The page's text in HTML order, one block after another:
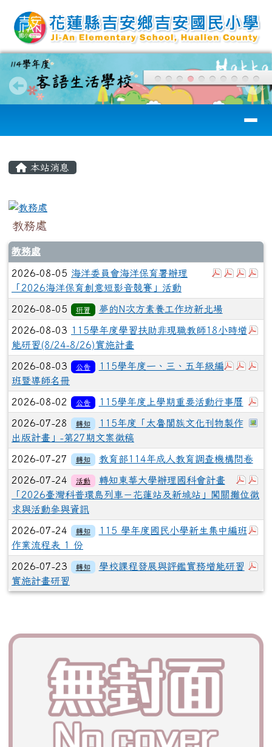
花蓮縣吉安國小
本站消息
教務處
教務處
下載：
下載：
下載
2026-08-05 海洋委員會海洋保育署辦理
「2026海洋保育創意短影音競賽」活動
2026-08-05 研習 夢的N次方素養工作坊新北場
2026-08-03 115學年度學習扶助非現職教師18小時增
能研習(8/24-8/26)實施計畫
下載：
下載
2026-08-03 公告
115學年度一、三、五年級編
班暨導師名冊
2026-08-02 公告 115學年度上學期重要活動行事曆
2026-07-28 轉知
115年度「太魯閣族文化刊物製作
出版計畫」-第27期文案徵稿
2026-07-27 轉知 教育部114年成人教育調查機構問卷
下載
2026-07-24 活動
轉知東華大學辦理國科會計畫
「2026臺灣科普環島列車－花蓮站及新城站」闖關攤位徵
求與活動參與資訊
2026-07-24 轉知
115 學年度國民小學新生集中編班
作業流程表 1 份
2026-07-23 轉知
學校課程發展與評鑑實務增能研習
實施計畫研習